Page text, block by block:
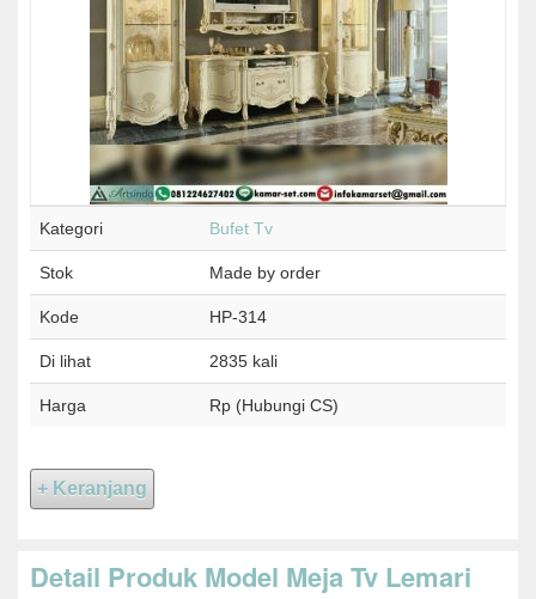
Kategori Bufet Tv
Stok Made by order
Kode HP-314
Di lihat 2835 kali
Harga Rp (Hubungi CS)
Detail Produk Model Meja Tv Lemari